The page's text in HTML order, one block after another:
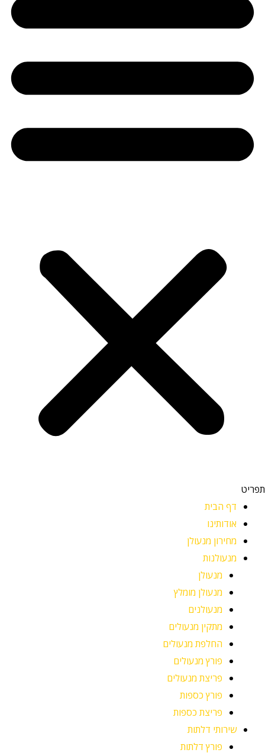
תפריט
דף הבית
אודותינו
מחירון מנעולן
מנעולנות
מנעולן
מנעולן מומלץ
מנעולנים
מתקין מנעולים
החלפת מנעולים
פורץ מנעולים
פריצת מנעולים
פורץ כספות
פריצת כספות
שירותי דלתות
פורץ דלתות